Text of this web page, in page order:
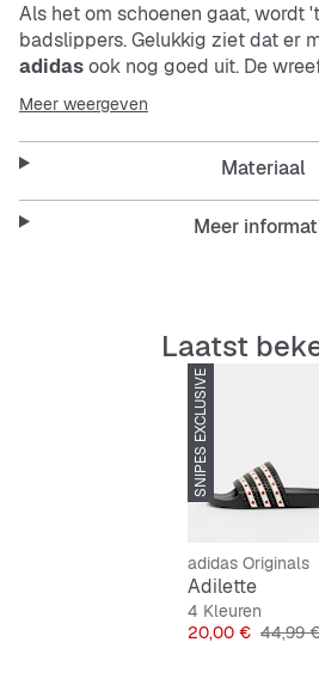
Als het om schoenen gaat, wordt
badslippers. Gelukkig ziet dat er
adidasook nog goed uit. De
comfortabel aan op je voet en
van een complex weefsel. En over
zachte voering verwelkomt je
gemaakt om de hele dag te
slijtagebestendigheid die al je
wreefband bestaat voor ten
Normale pasvorm
Synthetische wreefband
Meer weergeven
Materiaal
Meer
Laatst
SNIPES EXCLUSIVE
adidas Originals
Adilette
4 Kleuren
Prijs
20,00 € 44,99